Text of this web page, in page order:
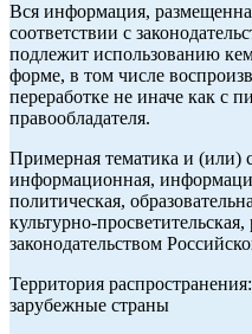
Вся информация,
соответствии с
подлежит использованию
форме, в том числе
переработке не иначе как с
правообладателя.
Примерная тематика и (или)
информационная,
политическая,
культурно-
законодательством
Территория
зарубежные страны